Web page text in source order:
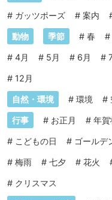
# ガッツポーズ # 案内
動物 季節 # 春 #
# 4月 # 5月 # 6月 #
# 12月
自然・環境 # 環境 #
行事 # お正月 # 年賀
# こどもの日 # ゴールデ
# 梅雨 # 七夕 # 花火
# クリスマス